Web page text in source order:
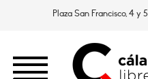
Plaza San Francisco, 4 y